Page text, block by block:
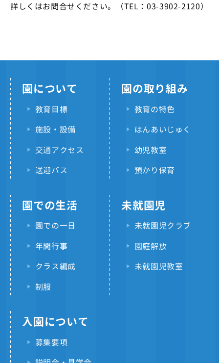
詳しくはお問合せください。（TEL：03-3902-2120）
園について
教育目標
施設・設備
交通アクセス
送迎バス
園の取り組み
教育の特色
はんあいじゅく
幼児教室
預かり保育
園での生活
園での一日
年間行事
クラス編成
制服
未就園児
未就園児クラブ
園庭解放
未就園児教室
入園について
募集要項